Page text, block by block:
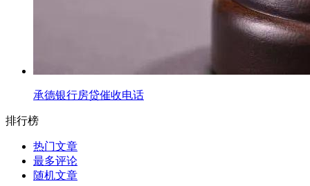
承德银行房贷催收电话
排行榜
热门文章
最多评论
随机文章